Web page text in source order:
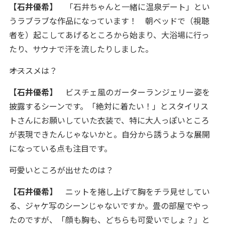
【石井優希】
「石井ちゃんと一緒に温泉デート」とい
うラブラブな作品になっています！ 朝ベッドで（視聴
者を）起こしてあげるところから始まり、大浴場に行っ
たり、サウナで汗を流したりしました。
――オススメは？
【石井優希】
ビスチェ風のガーターランジェリー姿を
披露するシーンです。「絶対に着たい！」とスタイリス
トさんにお願いしていた衣装で、特に大人っぽいところ
が表現できたんじゃないかと。自分から誘うような展開
になっている点も注目です。
――可愛いところが出せたのは？
【石井優希】
ニットを捲し上げて胸をチラ見せしてい
る、ジャケ写のシーンじゃないですか。畳の部屋でやっ
たのですが、「顔も胸も、どちらも可愛いでしょ？」と